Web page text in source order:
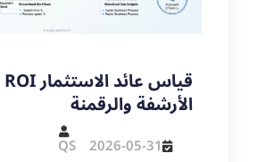
الأرشفة والرقمنة
2026-05-31
QS